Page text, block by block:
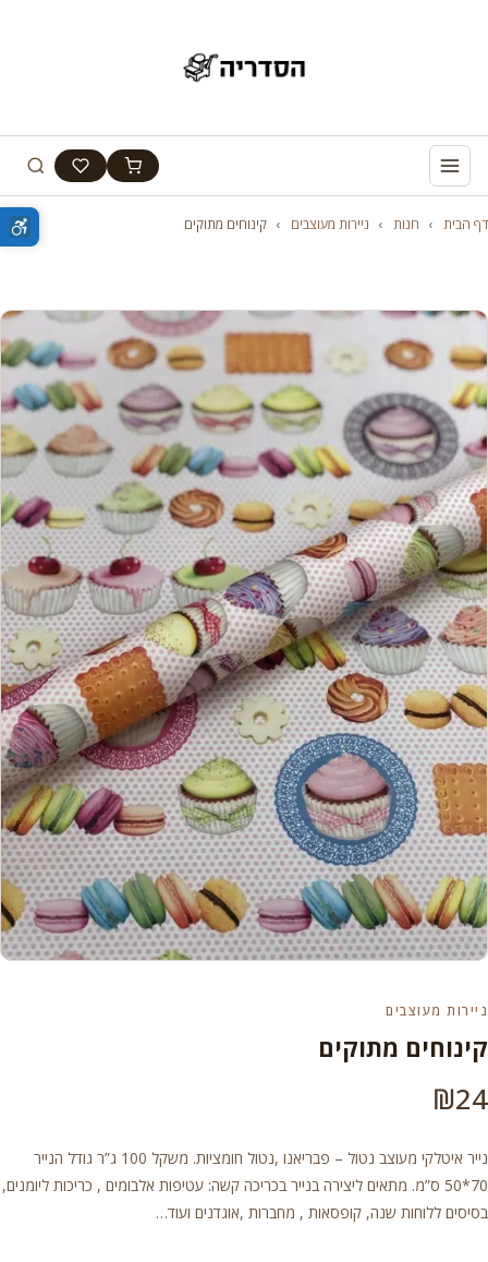
דף הבית › חנות › ניירות מעוצבים › קינוחים מתוקים
ניירות מעוצבים
קינוחים מתוקים
₪24
נייר איטלקי מעוצב נטול – פבריאנו ,נטול חומציות. משקל 100 ג”ר גודל הנייר
70*50 ס”מ. מתאים ליצירה בנייר בכריכה קשה: עטיפות אלבומים , כריכות ליומנים,
בסיסים ללוחות שנה, קופסאות , מחברות ,אוגדנים ועוד…